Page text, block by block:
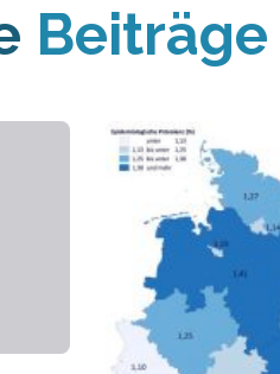
Beiträge